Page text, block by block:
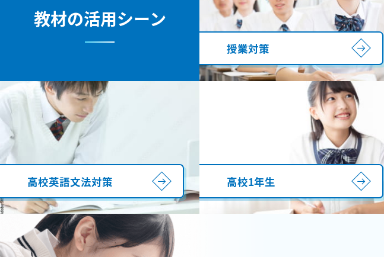
教材の活用シーン
授業対策
高校英語文法対策 高校1年生